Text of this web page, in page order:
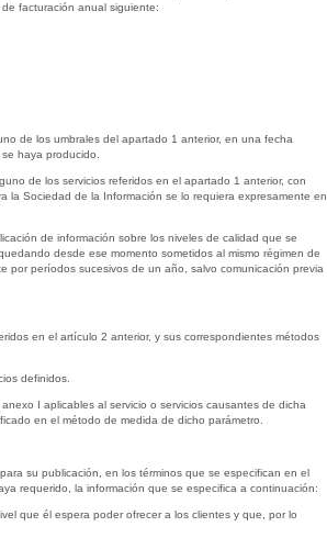
facturación anual siguiente:
de los umbrales del apartado 1 anterior, en una fecha
haya producido.
de los servicios referidos en el apartado 1 anterior, con
la Sociedad de la Información se lo requiera expresamente en
de información sobre los niveles de calidad que se
desde ese momento sometidos al mismo régimen de
por períodos sucesivos de un año, salvo comunicación previa
en el artículo 2 anterior, y sus correspondientes métodos
definidos.
I aplicables al servicio o servicios causantes de dicha
en el método de medida de dicho parámetro.
su publicación, en los términos que se especifican en el
requerido, la información que se especifica a continuación:
que él espera poder ofrecer a los clientes y que, por lo